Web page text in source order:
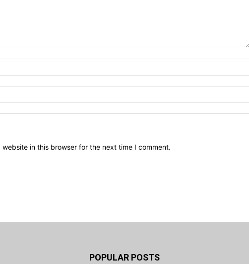
website in this browser for the next time I comment.
POPULAR POSTS